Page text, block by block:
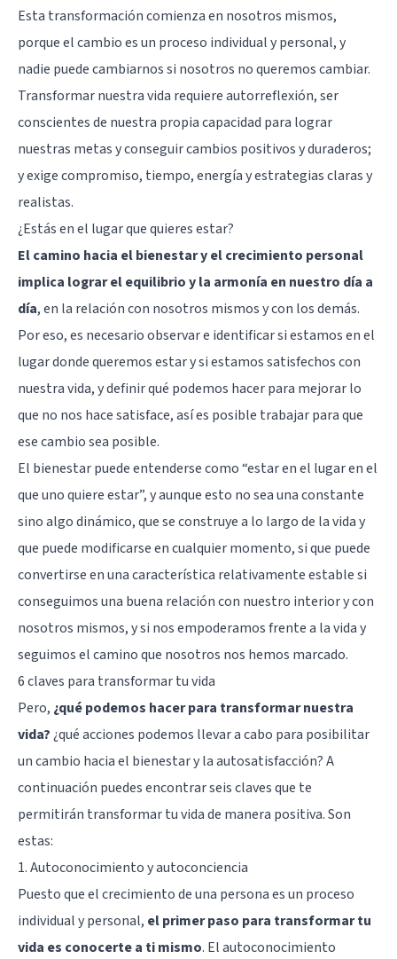
Esta transformación comienza en nosotros mismos,
porque el cambio es un proceso individual y personal, y
nadie puede cambiarnos si nosotros no queremos cambiar.
Transformar nuestra vida requiere autorreflexión, ser
conscientes de nuestra propia capacidad para lograr
nuestras metas y conseguir cambios positivos y duraderos;
y exige compromiso, tiempo, energía y estrategias claras y
realistas.
¿Estás en el lugar que quieres estar?
El camino hacia el bienestar y el crecimiento personal
implica lograr el equilibrio y la armonía en nuestro día a
día, en la relación con nosotros mismos y con los demás.
Por eso, es necesario observar e identificar si estamos en el
lugar donde queremos estar y si estamos satisfechos con
nuestra vida, y definir qué podemos hacer para mejorar lo
que no nos hace satisface, así es posible trabajar para que
ese cambio sea posible.
El bienestar puede entenderse como “estar en el lugar en el
que uno quiere estar”, y aunque esto no sea una constante
sino algo dinámico, que se construye a lo largo de la vida y
que puede modificarse en cualquier momento, si que puede
convertirse en una característica relativamente estable si
conseguimos una buena relación con nuestro interior y con
nosotros mismos, y si nos empoderamos frente a la vida y
seguimos el camino que nosotros nos hemos marcado.
6 claves para transformar tu vida
Pero, ¿qué podemos hacer para transformar nuestra
vida?¿qué acciones podemos llevar a cabo para posibilitar
un cambio hacia el bienestar y la autosatisfacción? A
continuación puedes encontrar seis claves que te
permitirán transformar tu vida de manera positiva. Son
estas:
1. Autoconocimiento y autoconciencia
Puesto que el crecimiento de una persona es un proceso
individual y personal, el primer paso para transformar tu
vida es conocerte a ti mismo. El autoconocimiento